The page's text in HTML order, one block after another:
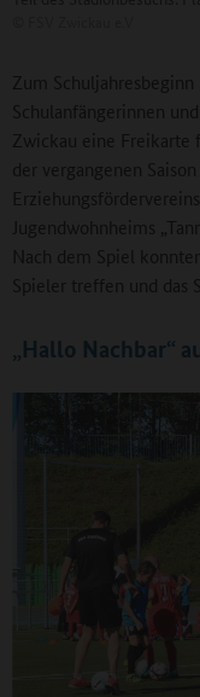
Zum
Schulanfängerinnen
Zwickau eine Freikarte
der vergangenen
Jugendwohnheims
Nach dem Spiel
Spieler treffen und das
„Hallo Nachbar“